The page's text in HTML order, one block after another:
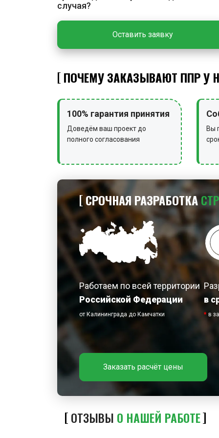
случая?
Оставить заявку
ПОЧЕМУ ЗАКАЗЫВАЮТ ППР У
100% гарантия принятия
Доведём ваш проект до
полного согласования
Вы
СРОЧНАЯ РАЗРАБОТКА
Работаем по всей территории
Российской Федерации
от Калининграда до Камчатки
в
* в
Заказать расчёт цены
ОТЗЫВЫ О НАШЕЙ РАБОТЕ